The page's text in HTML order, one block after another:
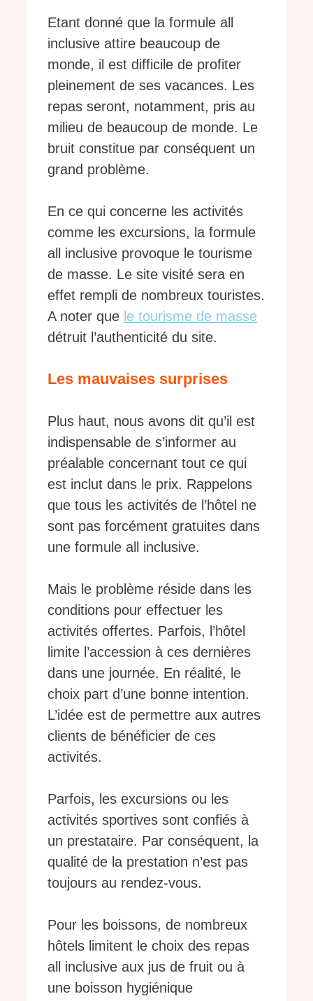
Etant donné que la formule all
inclusive attire beaucoup de
monde, il est difficile de profiter
pleinement de ses vacances. Les
repas seront, notamment, pris au
milieu de beaucoup de monde. Le
bruit constitue par conséquent un
grand problème.
En ce qui concerne les activités
comme les excursions, la formule
all inclusive provoque le tourisme
de masse. Le site visité sera en
effet rempli de nombreux touristes.
A noter que le tourisme de masse
détruit l’authenticité du site.
Les mauvaises surprises
Plus haut, nous avons dit qu’il est
indispensable de s’informer au
préalable concernant tout ce qui
est inclut dans le prix. Rappelons
que tous les activités de l’hôtel ne
sont pas forcément gratuites dans
une formule all inclusive.
Mais le problème réside dans les
conditions pour effectuer les
activités offertes. Parfois, l’hôtel
limite l’accession à ces dernières
dans une journée. En réalité, le
choix part d’une bonne intention.
L’idée est de permettre aux autres
clients de bénéficier de ces
activités.
Parfois, les excursions ou les
activités sportives sont confiés à
un prestataire. Par conséquent, la
qualité de la prestation n’est pas
toujours au rendez-vous.
Pour les boissons, de nombreux
hôtels limitent le choix des repas
all inclusive aux jus de fruit ou à
une boisson hygiénique